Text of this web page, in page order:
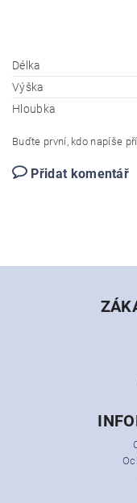
Délka
Výška
Hloubka
Buďte první, kdo napíše
Přidat komentář